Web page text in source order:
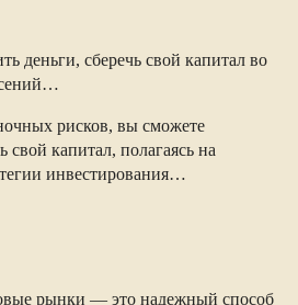
деньги, сберечь свой капитал во
рисков, вы сможете
капитал, полагаясь на
инвестирования…
рынки — это надежный способ